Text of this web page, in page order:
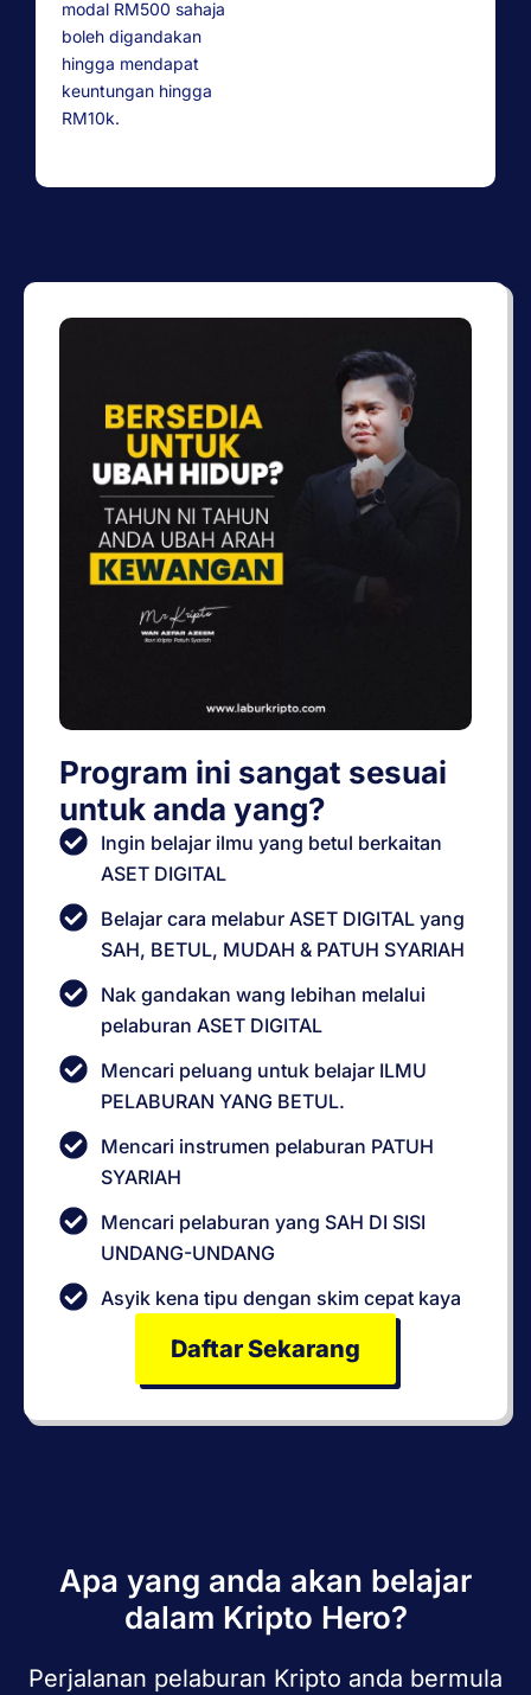
modal RM500 sahaja
boleh digandakan
hingga mendapat
keuntungan hingga
RM10k.
Program ini sangat sesuai
untuk anda yang?
Ingin belajar ilmu yang betul berkaitan
ASET DIGITAL
Belajar cara melabur ASET DIGITAL yang
SAH, BETUL, MUDAH & PATUH SYARIAH
Nak gandakan wang lebihan melalui
pelaburan ASET DIGITAL
Mencari peluang untuk belajar ILMU
PELABURAN YANG BETUL.
Mencari instrumen pelaburan PATUH
SYARIAH
Mencari pelaburan yang SAH DI SISI
UNDANG-UNDANG
Asyik kena tipu dengan skim cepat kaya
Daftar Sekarang
Apa yang anda akan belajar
dalam Kripto Hero?
Perjalanan pelaburan Kripto anda bermula